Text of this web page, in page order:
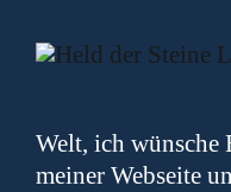
Welt, ich wünsche
meiner Webseite